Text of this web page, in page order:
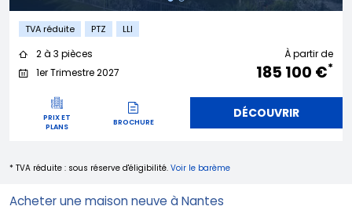
TVA réduite PTZ LLI
2 à 3 pièces
1er Trimestre 2027
À partir de
185 100 €*
PRIX ET
PLANS
BROCHURE
DÉCOUVRIR
* TVA réduite : sous réserve d'éligibilité. Voir le barème
Acheter une maison neuve à Nantes